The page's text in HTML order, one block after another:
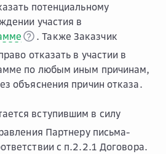
потенциальному
участия в
. Также Заказчик
отказать в участии в
по любым иным причинам,
объяснения причин отказа.
вступившим в силу
Партнеру письма-
с п.2.2.1 Договора.